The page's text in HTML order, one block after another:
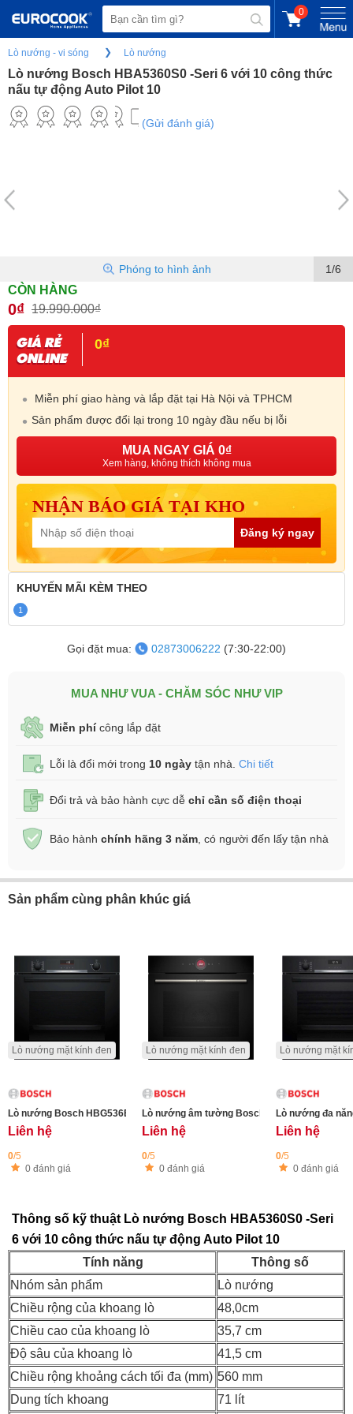
0
Lò nướng - vi sóng Lò nướng
Lò nướng Bosch HBA5360S0 -Seri 6 với 10 công thức
nấu tự động Auto Pilot 10
(Gửi đánh giá)
1/6
Phóng to hình ảnh
CÒN HÀNG
0₫ 19.990.000₫
0₫
Miễn phí giao hàng và lắp đặt tại Hà Nội và TPHCM
Sản phẩm được đổi lại trong 10 ngày đầu nếu bị lỗi
MUA NGAY GIÁ 0₫
Xem hàng, không thích không mua
NHẬN BÁO GIÁ TẠI KHO
Đăng ký ngay
KHUYẾN MÃI KÈM THEO
1
Gọi đặt mua: 02873006222 (7:30-22:00)
MUA NHƯ VUA - CHĂM SÓC NHƯ VIP
Miễn phícông lắp đặt
Lỗi là đổi mới trong 10 ngày tận nhà. Chi tiết
Đổi trả và bảo hành cực dễ chỉ cần số điện thoại
Bảo hành chính hãng 3 năm , có người đến lấy tận nhà
Sản phẩm cùng phân khúc giá
Lò nướng mặt kính đen
Lò nướng Bosch HBG536EB4 Series 6 - Chức năng Air Fry (chiên không
Liên hệ
0/5
0 đánh giá
Lò nướng mặt kính đen
Liên hệ
0/5
0 đánh giá
Lò nướng mặt
Lò nướng đa
Liên hệ
0/5
0 đánh giá
Thông số kỹ thuật Lò nướng Bosch HBA5360S0 -Seri
6 với 10 công thức nấu tự động Auto Pilot 10
Tính năng
Thông số
Nhóm sản phẩm
Lò nướng
Chiều rộng của khoang lò
48,0cm
Chiều cao của khoang lò
35,7 cm
Độ sâu của khoang lò
41,5 cm
Chiều rộng khoảng cách tối đa (mm) 560 mm
Dung tích khoang
71 lít